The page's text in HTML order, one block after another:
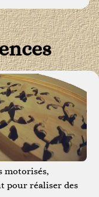
motorisés,
pour réaliser des